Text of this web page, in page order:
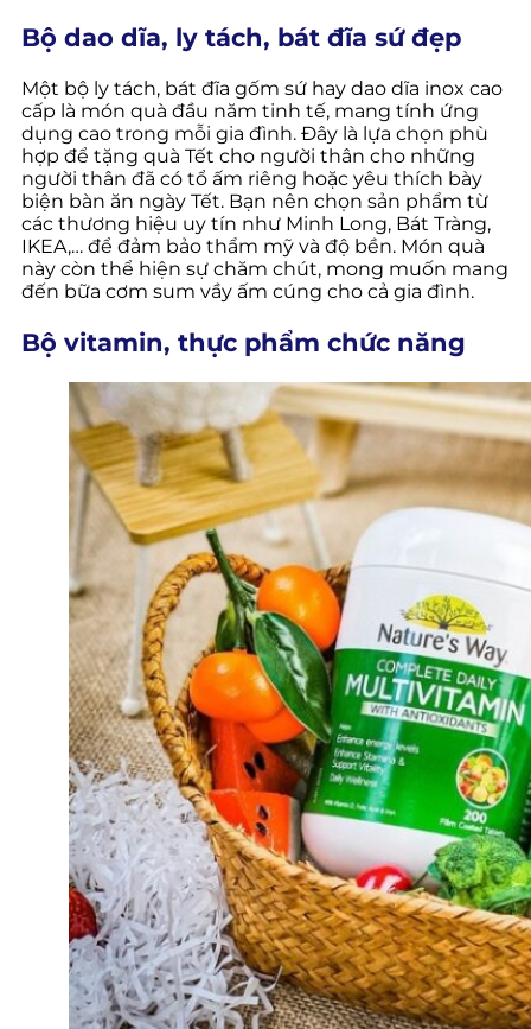
Bộ dao dĩa, ly tách, bát đĩa sứ đẹp
Một bộ ly tách, bát đĩa gốm sứ hay dao dĩa inox cao
cấp là món quà đầu năm tinh tế, mang tính ứng
dụng cao trong mỗi gia đình. Đây là lựa chọn phù
hợp để tặng quà Tết cho người thân cho những
người thân đã có tổ ấm riêng hoặc yêu thích bày
biện bàn ăn ngày Tết. Bạn nên chọn sản phẩm từ
các thương hiệu uy tín như Minh Long, Bát Tràng,
IKEA,… để đảm bảo thẩm mỹ và độ bền. Món quà
này còn thể hiện sự chăm chút, mong muốn mang
đến bữa cơm sum vầy ấm cúng cho cả gia đình.
Bộ vitamin, thực phẩm chức năng